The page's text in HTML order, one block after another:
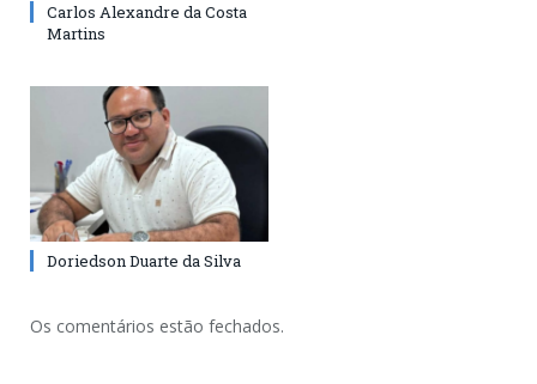
Carlos Alexandre da Costa
Martins
Doriedson Duarte da Silva
Os comentários estão fechados.